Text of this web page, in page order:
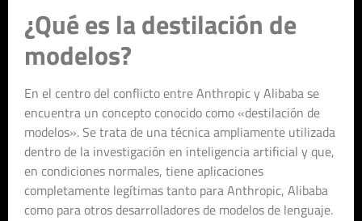
¿Qué es la destilación de
modelos?
En el centro del conflicto entre Anthropic y Alibaba se
encuentra un concepto conocido como «destilación de
modelos». Se trata de una técnica ampliamente utilizada
dentro de la investigación en inteligencia artificial y que,
en condiciones normales, tiene aplicaciones
completamente legítimas tanto para Anthropic, Alibaba
como para otros desarrolladores de modelos de lenguaje.